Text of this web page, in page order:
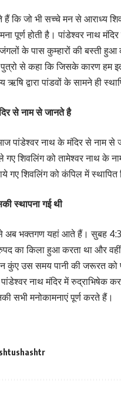
हैं कि जो भी सच्चे मन से आराध्य
पूर्ण होती है। पांडेश्वर नाथ
के पास कुम्हारों की बस्ती
से कहा कि जिसके कारण हम
द्वारा पांडवों के सामने ही
से नाम से जानते है
पांडेश्वर नाथ के मंदिर से नाम से
ले गए शिवलिंग को तामेश्वर नाथ के
गए शिवलिंग को कंपिल में स्थापित
स्थापना गई थी
अब भक्तगण यहां आते हैं। सुबह
का किला हुआ करता था और
कुंए उस समय पानी की जरूरत
नाथ मंदिर में रुद्राभिषेक
सभी मनोकामनाएं पूर्ण करते हैं।